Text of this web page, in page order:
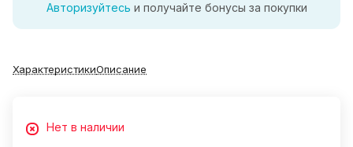
Авторизуйтесь и получайте бонусы за покупки
ХарактеристикиОписание
Нет в наличии